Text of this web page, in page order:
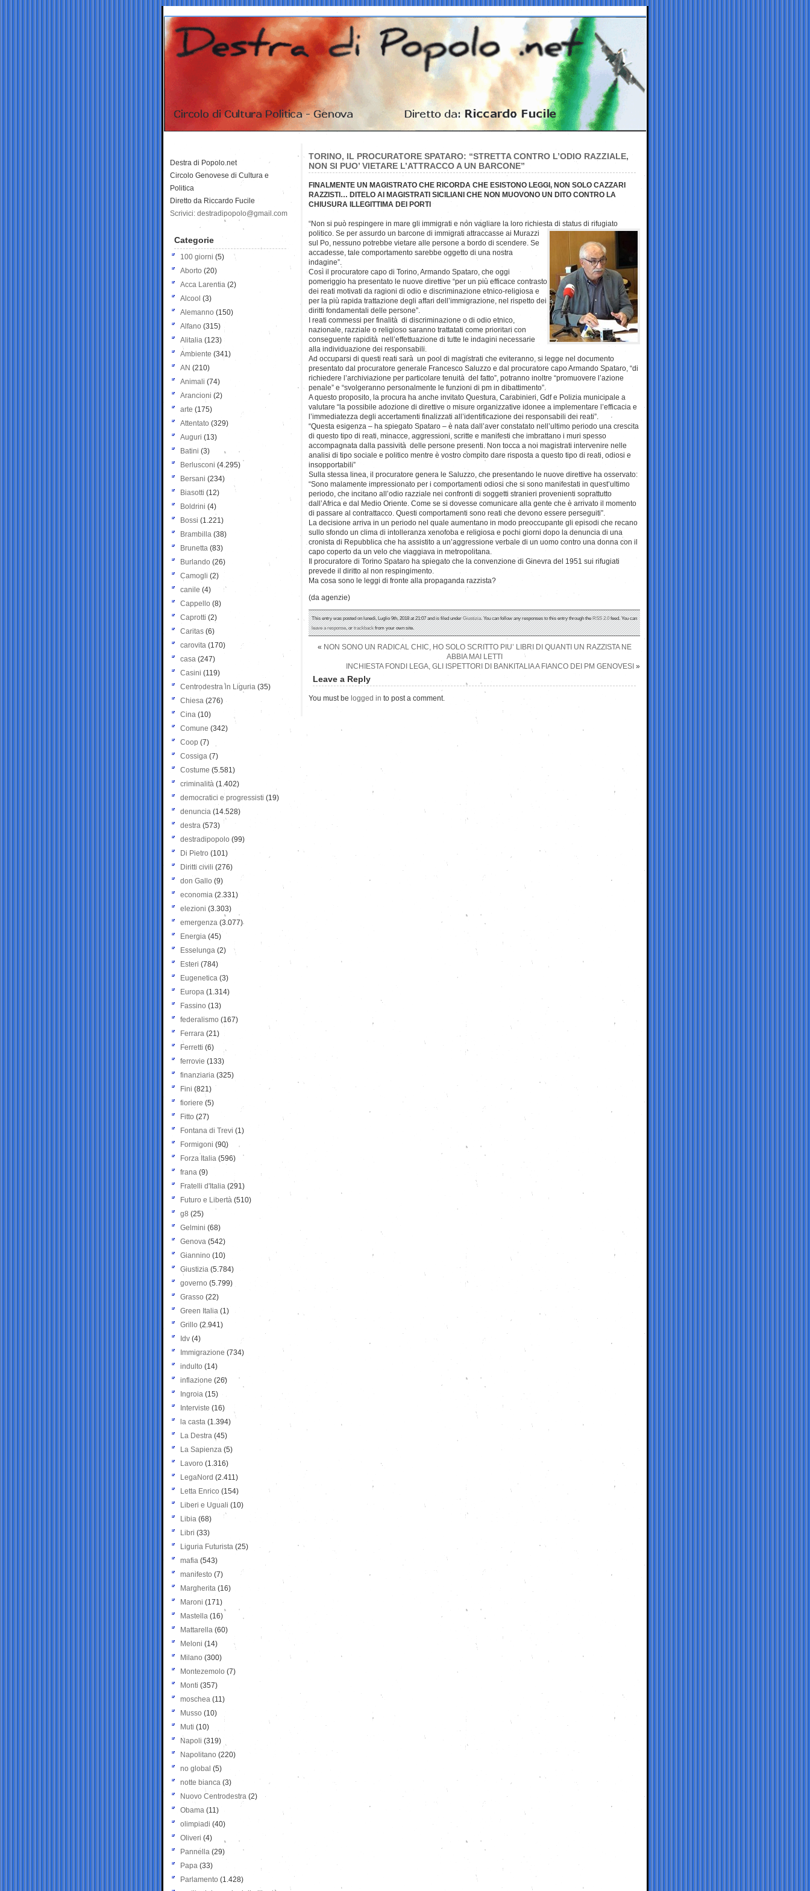
TORINO, IL PROCURATORE SPATARO: “STRETTA CONTRO L’ODIO RAZZIALE,
NON SI PUO’ VIETARE L’ATTRACCO A UN BARCONE”
FINALMENTE UN MAGISTRATO CHE RICORDA CHE ESISTONO LEGGI, NON SOLO CAZZARI
RAZZISTI… DITELO AI MAGISTRATI SICILIANI CHE NON MUOVONO UN DITO CONTRO LA
CHIUSURA ILLEGITTIMA DEI PORTI
“Non si può respingere in mare gli immigrati e non vagliare la loro richiesta di status di rifugiato
politico. Se per assurdo un barcone di immigrati attraccasse ai Murazzi
sul Po, nessuno potrebbe vietare alle persone a bordo di scendere. Se
accadesse, tale comportamento sarebbe oggetto di una nostra
indagine”.
Così il procuratore capo di Torino, Armando Spataro, che oggi
pomeriggio ha presentato le nuove direttive “per un più efficace contrasto
dei reati motivati da ragioni di odio e discriminazione etnico-religiosa e
per la più rapida trattazione degli affari dell’immigrazione, nel rispetto dei
diritti fondamentali delle persone”.
I reati commessi per finalità di discriminazione o di odio etnico,
nazionale, razziale o religioso saranno trattatati come prioritari con
conseguente rapidità nell’effettuazione di tutte le indagini necessarie
alla individuazione dei responsabili.
Ad occuparsi di questi reati sarà un pool di magistrati che eviteranno, si legge nel documento
presentato dal procuratore generale Francesco Saluzzo e dal procuratore capo Armando Spataro, “di
richiedere l’archiviazione per particolare tenuità del fatto”, potranno inoltre “promuovere l’azione
penale” e “svolgeranno personalmente le funzioni di pm in dibattimento”.
A questo proposito, la procura ha anche invitato Questura, Carabinieri, Gdf e Polizia municipale a
valutare “la possibile adozione di direttive o misure organizzative idonee a implementare l’efficacia e
l’immediatezza degli accertamenti finalizzati all’identificazione dei responsabili dei reati”.
“Questa esigenza – ha spiegato Spataro – è nata dall’aver constatato nell’ultimo periodo una crescita
di questo tipo di reati, minacce, aggressioni, scritte e manifesti che imbrattano i muri spesso
accompagnata dalla passività delle persone presenti. Non tocca a noi magistrati intervenire nelle
analisi di tipo sociale e politico mentre è vostro compito dare risposta a questo tipo di reati, odiosi e
insopportabili”
Sulla stessa linea, il procuratore genera le Saluzzo, che presentando le nuove direttive ha osservato:
“Sono malamente impressionato per i comportamenti odiosi che si sono manifestati in quest’ultimo
periodo, che incitano all’odio razziale nei confronti di soggetti stranieri provenienti soprattutto
dall’Africa e dal Medio Oriente. Come se si dovesse comunicare alla gente che è arrivato il momento
di passare al contrattacco. Questi comportamenti sono reati che devono essere perseguiti”.
La decisione arriva in un periodo nel quale aumentano in modo preoccupante gli episodi che recano
sullo sfondo un clima di intolleranza xenofoba e religiosa e pochi giorni dopo la denuncia di una
cronista di Repubblica che ha assistito a un’aggressione verbale di un uomo contro una donna con il
capo coperto da un velo che viaggiava in metropolitana.
Il procuratore di Torino Spataro ha spiegato che la convenzione di Ginevra del 1951 sui rifugiati
prevede il diritto al non respingimento.
Ma cosa sono le leggi di fronte alla propaganda razzista?
(da agenzie)
This entry was posted on lunedì, Luglio 9th, 2018 at 21:07 and is filed underGiustizia. You can follow any responses to this entry through theRSS 2.0feed. You can
leave a response, ortrackbackfrom your own site.
« NON SONO UN RADICAL CHIC, HO SOLO SCRITTO PIU’ LIBRI DI QUANTI UN RAZZISTA NE
ABBIA MAI LETTI
INCHIESTA FONDI LEGA, GLI ISPETTORI DI BANKITALIA A FIANCO DEI PM GENOVESI »
Leave a Reply
You must be logged in to post a comment.
Destra di Popolo.net
Circolo Genovese di Cultura e
Politica
Diretto da Riccardo Fucile
Scrivici: destradipopolo@gmail.com
Categorie
100 giorni (5)
Aborto (20)
Acca Larentia (2)
Alcool (3)
Alemanno (150)
Alfano (315)
Alitalia (123)
Ambiente (341)
AN (210)
Animali (74)
Arancioni (2)
arte (175)
Attentato (329)
Auguri (13)
Batini (3)
Berlusconi (4.295)
Bersani (234)
Biasotti (12)
Boldrini (4)
Bossi (1.221)
Brambilla (38)
Brunetta (83)
Burlando (26)
Camogli (2)
canile (4)
Cappello (8)
Caprotti (2)
Caritas (6)
carovita (170)
casa (247)
Casini (119)
Centrodestra in Liguria (35)
Chiesa (276)
Cina (10)
Comune (342)
Coop (7)
Cossiga (7)
Costume (5.581)
criminalità (1.402)
democratici e progressisti (19)
denuncia (14.528)
destra (573)
destradipopolo (99)
Di Pietro (101)
Diritti civili (276)
don Gallo (9)
economia (2.331)
elezioni (3.303)
emergenza (3.077)
Energia (45)
Esselunga (2)
Esteri (784)
Eugenetica (3)
Europa (1.314)
Fassino (13)
federalismo (167)
Ferrara (21)
Ferretti (6)
ferrovie (133)
finanziaria (325)
Fini (821)
fioriere (5)
Fitto (27)
Fontana di Trevi (1)
Formigoni (90)
Forza Italia (596)
frana (9)
Fratelli d'Italia (291)
Futuro e Libertà (510)
g8 (25)
Gelmini (68)
Genova (542)
Giannino (10)
Giustizia (5.784)
governo (5.799)
Grasso (22)
Green Italia (1)
Grillo (2.941)
Idv (4)
Immigrazione (734)
indulto (14)
inflazione (26)
Ingroia (15)
Interviste (16)
la casta (1.394)
La Destra (45)
La Sapienza (5)
Lavoro (1.316)
LegaNord (2.411)
Letta Enrico (154)
Liberi e Uguali (10)
Libia (68)
Libri (33)
Liguria Futurista (25)
mafia (543)
manifesto (7)
Margherita (16)
Maroni (171)
Mastella (16)
Mattarella (60)
Meloni (14)
Milano (300)
Montezemolo (7)
Monti (357)
moschea (11)
Musso (10)
Muti (10)
Napoli (319)
Napolitano (220)
no global (5)
notte bianca (3)
Nuovo Centrodestra (2)
Obama (11)
olimpiadi (40)
Oliveri (4)
Pannella (29)
Papa (33)
Parlamento (1.428)